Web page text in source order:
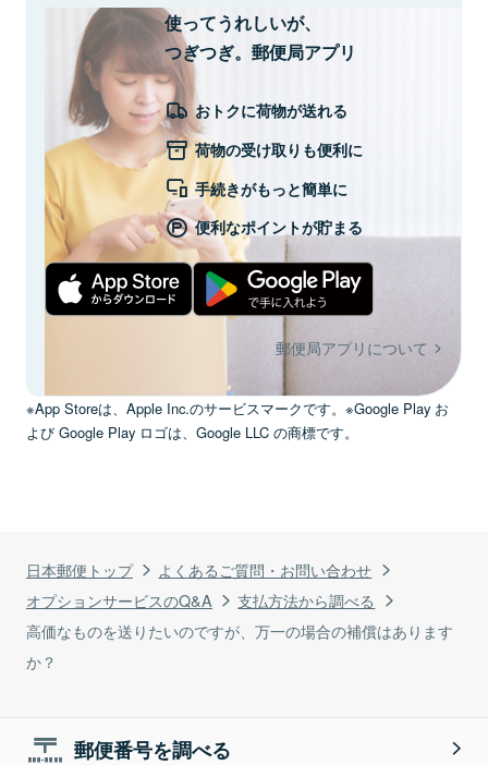
日本郵便トップ
よくあるご質問・お問い合わせ
オプションサービスのQ&A
支払方法から調べる
高価なものを送りたいのですが、万一の場合の補償はあります
か？
使ってうれしいが、
つぎつぎ。郵便局アプリ
おトクに荷物が送れる
荷物の受け取りも便利に
手続きがもっと簡単に
便利なポイントが貯まる
郵便局アプリについて
※App Storeは、Apple Inc.のサービスマークです。※Google Play お
よび Google Play ロゴは、Google LLC の商標です。
郵便番号を調べる